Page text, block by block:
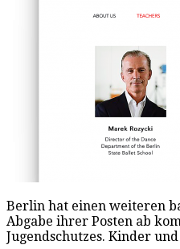
Berlin hat einen weiteren
Abgabe ihrer Posten ab
Jugendschutzes. Kinder